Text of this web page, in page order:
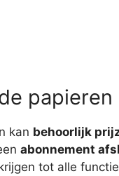
papieren
kan behoorlijk
abonnement
tot alle